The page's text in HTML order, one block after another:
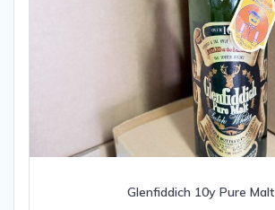
Glenfiddich 10y Pure Malt